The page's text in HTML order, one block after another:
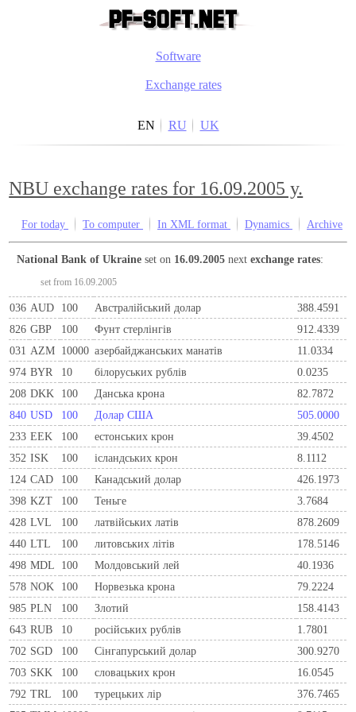
Software
Exchange rates
EN RU UK
NBU exchange rates for 16.09.2005 y.
For today To computer In XML format Dynamics Archive
National Bank of Ukraine set on 16.09.2005 nextexchange rates:
set from 16.09.2005
036 AUD 100 Австралійський долар
388.4591
826 GBP 100 Фунт стерлінгів
912.4339
031 AZM 10000 азербайджанських манатів
11.0334
974 BYR 10 білоруських рублів
0.0235
208 DKK 100 Данська крона
82.7872
840 USD 100 Долар США
505.0000
233 EEK 100 естонських крон
39.4502
352 ISK 100 ісландських крон
8.1112
124 CAD 100 Канадський долар
426.1973
398 KZT 100 Теньге
3.7684
428 LVL 100 латвійських латів
878.2609
440 LTL 100 литовських літів
178.5146
498 MDL 100 Молдовський лей
40.1936
578 NOK 100 Норвезька крона
79.2224
985 PLN 100 Злотий
158.4143
643 RUB 10 російських рублів
1.7801
702 SGD 100 Сінгапурський долар
300.9270
703 SKK 100 словацьких крон
16.0545
792 TRL 100 турецьких лір
376.7465